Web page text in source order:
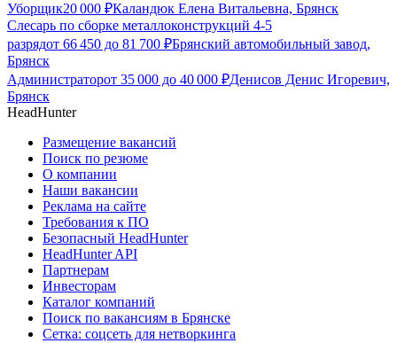
Уборщик20 000 ₽Каландюк Елена Витальевна, Брянск
Слесарь по сборке металлоконструкций 4-5
разрядот 66 450 до 81 700 ₽Брянский автомобильный завод,
Брянск
Администраторот 35 000 до 40 000 ₽Денисов Денис Игоревич,
Брянск
HeadHunter
Размещение вакансий
Поиск по резюме
О компании
Наши вакансии
Реклама на сайте
Требования к ПО
Безопасный HeadHunter
HeadHunter API
Партнерам
Инвесторам
Каталог компаний
Поиск по вакансиям в Брянске
Сетка: соцсеть для нетворкинга